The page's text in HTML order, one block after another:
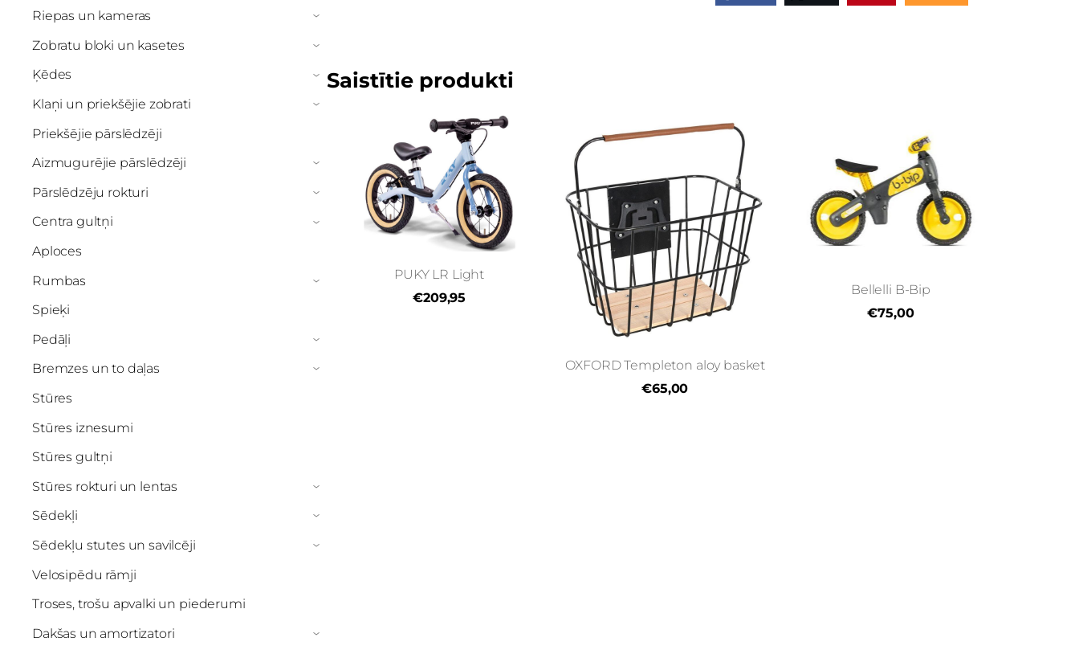
Riepas un kameras ›
Zobratu bloki un kasetes ›
Ķēdes ›
Klaņi un priekšējie zobrati ›
Priekšējie pārslēdzēji
Aizmugurējie pārslēdzēji
›
Pārslēdzēju rokturi ›
Centra gultņi ›
Aploces
Rumbas
›
Spieķi
Pedāļi
›
Bremzes un to daļas ›
Stūres
Stūres iznesumi
Stūres gultņi
Stūres rokturi un lentas
›
Sēdekļi ›
Sēdekļu stutes un savilcēji ›
Velosipēdu rāmji
Troses, trošu apvalki un piederumi
Dakšas un amortizatori
›
Saistītie produkti
PUKY LR Light
€209,95
OXFORD Templeton aloy basket
€65,00
Bellelli B-Bip
€75,00